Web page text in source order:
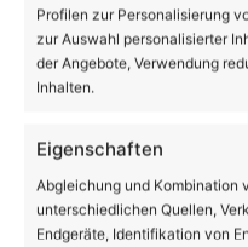
Profilen zur Personalisierung
zur Auswahl personalisierter
der Angebote, Verwendung
Inhalten.
Eigenschaften
Abgleichung und Kombination
unterschiedlichen Quellen,
Endgeräte, Identifikation von
Brandenburg:
05.